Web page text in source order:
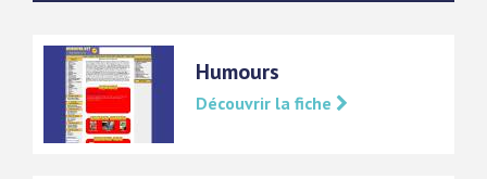
Humours
Découvrir la fiche